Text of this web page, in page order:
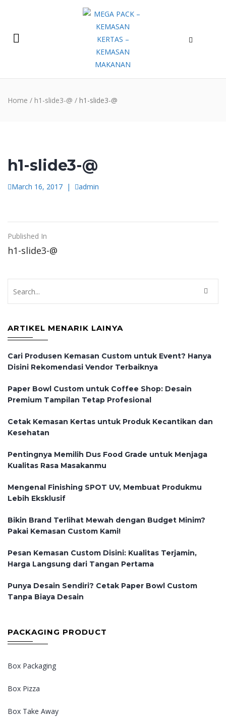
Home / h1-slide3-@ / h1-slide3-@
h1-slide3-@
March 16, 2017 | admin
Post
navigation
Published In
h1-slide3-@
ARTIKEL MENARIK LAINYA
Cari Produsen Kemasan Custom untuk Event? Hanya
Disini Rekomendasi Vendor Terbaiknya
Paper Bowl Custom untuk Coffee Shop: Desain
Premium Tampilan Tetap Profesional
Cetak Kemasan Kertas untuk Produk Kecantikan dan
Kesehatan
Pentingnya Memilih Dus Food Grade untuk Menjaga
Kualitas Rasa Masakanmu
Mengenal Finishing SPOT UV, Membuat Produkmu
Lebih Eksklusif
Bikin Brand Terlihat Mewah dengan Budget Minim?
Pakai Kemasan Custom Kami!
Pesan Kemasan Custom Disini: Kualitas Terjamin,
Harga Langsung dari Tangan Pertama
Punya Desain Sendiri? Cetak Paper Bowl Custom
Tanpa Biaya Desain
PACKAGING PRODUCT
Box Packaging
Box Pizza
Box Take Away